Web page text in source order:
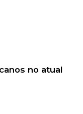
no atual